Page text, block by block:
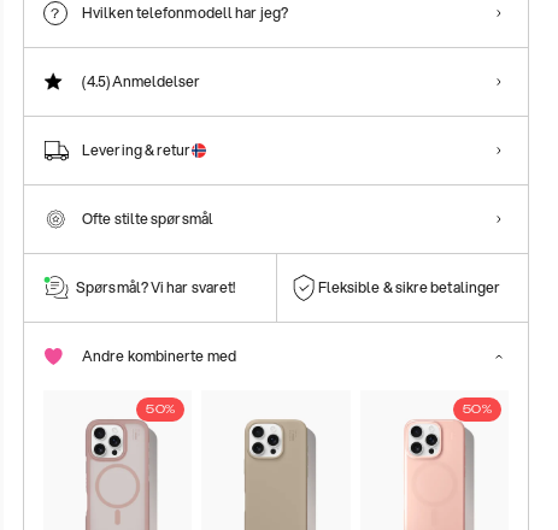
Hvilken telefonmodell har jeg?
(4.5)Anmeldelser
Levering & retur
Ofte stilte spørsmål
Spørsmål? Vi har svaret! Fleksible & sikre betalinger
Andre kombinerte med
50% 50%